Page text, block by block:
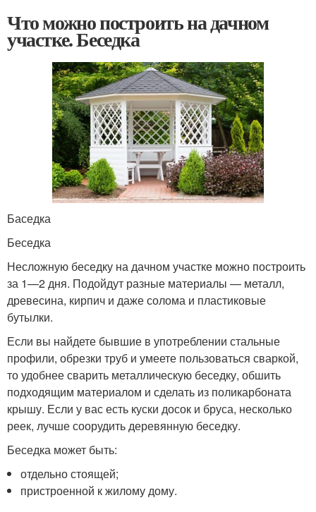
Что можно построить на дачном
участке. Беседка
Баседка
Беседка
Несложную беседку на дачном участке можно построить
за 1—2 дня. Подойдут разные материалы — металл,
древесина, кирпич и даже солома и пластиковые
бутылки.
Если вы найдете бывшие в употреблении стальные
профили, обрезки труб и умеете пользоваться сваркой,
то удобнее сварить металлическую беседку, обшить
подходящим материалом и сделать из поликарбоната
крышу. Если у вас есть куски досок и бруса, несколько
реек, лучше соорудить деревянную беседку.
Беседка может быть:
отдельно стоящей;
пристроенной к жилому дому.